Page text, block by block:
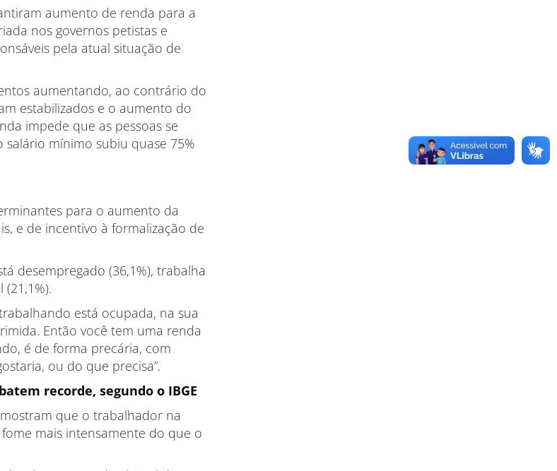
aumento de renda para a
nos governos petistas e
pela atual situação de
aumentando, ao contrário do
estabilizados e o aumento do
impede que as pessoas se
salário mínimo subiu quase 75%
para o aumento da
e de incentivo à formalização de
desempregado (36,1%), trabalha
está ocupada, na sua
Então você tem uma renda
é de forma precária, com
ou do que precisa”.
recorde, segundo o IBGE
que o trabalhador na
mais intensamente do que o